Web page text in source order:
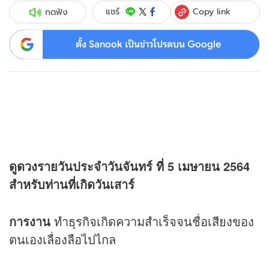
กดฟัง แชร์ Copy link
ตั้ง Sanook เป็นข่าวโปรดบน Google
ดูดวงรายวันประจำวันจันทร์ ที่ 5 เมษายน 2564
สำหรับท่านที่เกิดวันเสาร์
การงาน ทำธุรกิจเกิดความสำเร็จจนชื่อเสียงของ
ตนเองเลื่องลือไปไกล